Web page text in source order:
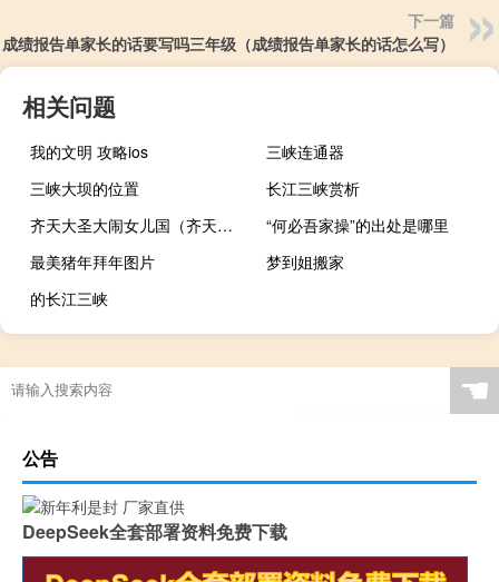
下一篇
成绩报告单家长的话要写吗三年级（成绩报告单家长的话怎么写）
相关问题
我的文明 攻略ios
三峡连通器
三峡大坝的位置
长江三峡赏析
齐天大圣大闹女儿国（齐天大圣闯都市）
“何必吾家操”的出处是哪里
最美猪年拜年图片
梦到姐搬家
的长江三峡
☚
公告
DeepSeek全套部署资料免费下载